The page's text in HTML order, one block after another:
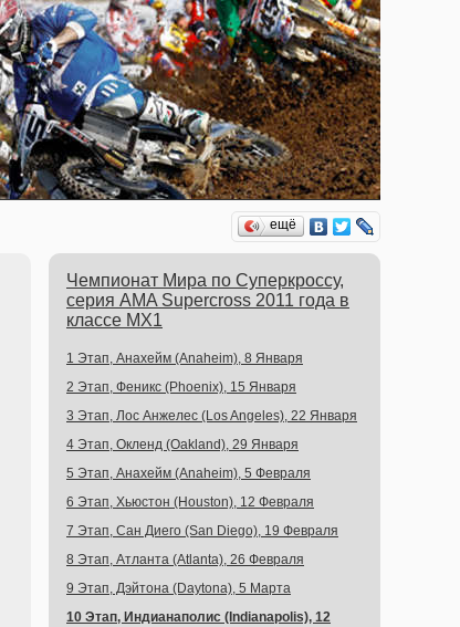
ещё
Чемпионат Мира по Суперкроссу,
серия AMA Supercross 2011 года в
классе MX1
1 Этап, Анахейм (Anaheim), 8 Января
2 Этап, Феникс (Phoenix), 15 Января
3 Этап, Лос Анжелес (Los Angeles), 22 Января
4 Этап, Окленд (Oakland), 29 Января
5 Этап, Анахейм (Anaheim), 5 Февраля
6 Этап, Хьюстон (Houston), 12 Февраля
7 Этап, Сан Диего (San Diego), 19 Февраля
8 Этап, Атланта (Atlanta), 26 Февраля
9 Этап, Дэйтона (Daytona), 5 Марта
10 Этап, Индианаполис (Indianapolis), 12